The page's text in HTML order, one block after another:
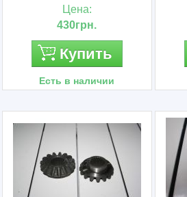
Цена:
430грн.
Купить
Есть в наличии